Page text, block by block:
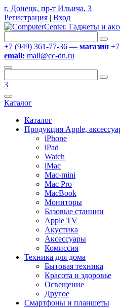
г. Донецк, пр-т Ильича, 3
Регистрация | Вход
+7 (949) 361-77-36 — магазин
email: mail@cc-dn.ru
3
Каталог
Каталог
Продукция Apple,
iPhone
iPad
Watch
iMac
Mac-mini
Mac Pro
MacBook
Мониторы
Базовые станции
Apple TV
Акустика
Аксессуары
Комиссия
Техника для дома
Бытовая техника
Красота и здоровье
Освещение
Другое
Смартфоны и планшеты